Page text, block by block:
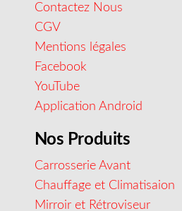
Contactez Nous
CGV
Mentions légales
Facebook
YouTube
Application Android
Nos Produits
Carrosserie Avant
Chauffage et Climatisaion
Mirroir et Rétroviseur